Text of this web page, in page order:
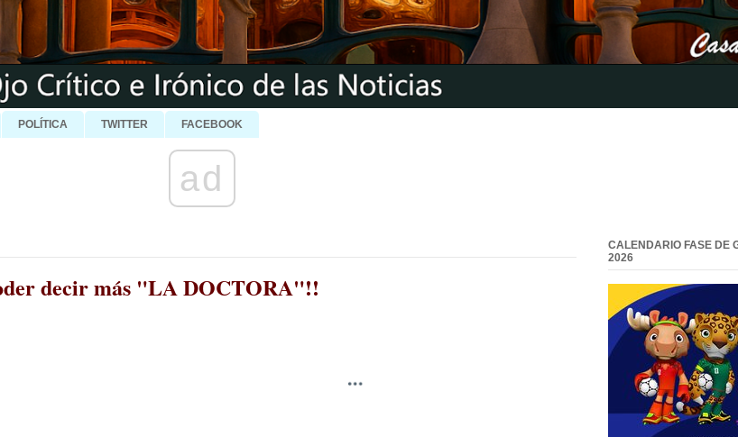
POLÍTICA TWITTER FACEBOOK
ad
decir más "LA DOCTORA"!!
CALENDARIO FASE DE
2026